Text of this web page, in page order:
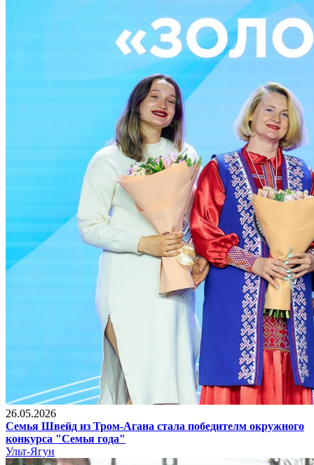
26.05.2026
Семья Швейд из Тром-Агана стала победителм окружного
конкурса "Семья года"
Ульт-Ягун